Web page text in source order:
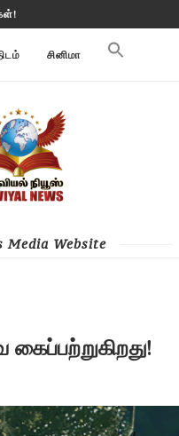
சினிமா
Media Website